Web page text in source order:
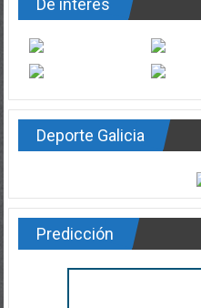
De interés
Deporte Galicia
Predicción